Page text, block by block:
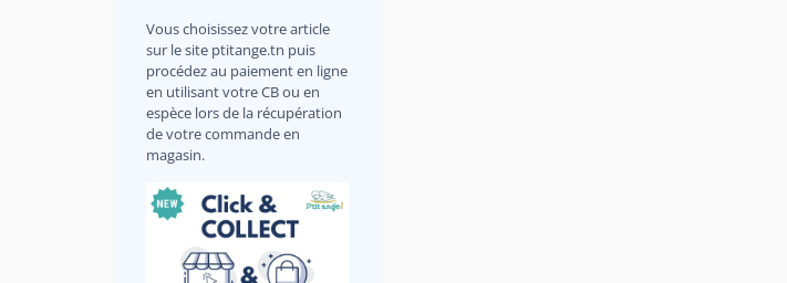
Vous choisissez votre article
sur le site ptitange.tn puis
procédez au paiement en ligne
en utilisant votre CB ou en
espèce lors de la récupération
de votre commande en
magasin.